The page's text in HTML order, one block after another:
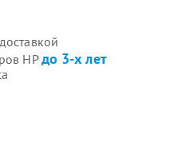
HPдо 3-х лет